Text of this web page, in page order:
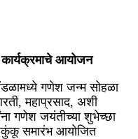
कार्यक्रमाचे आयोजन
गणेश जन्म सोहळा
महाप्रसाद, अशी
गणेश जयंतीच्या शुभेच्छा
समारंभ आयोजित